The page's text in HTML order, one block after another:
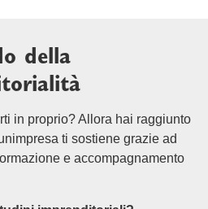
della
in proprio? Allora hai raggiunto
ti sostiene grazie ad
e accompagnamento